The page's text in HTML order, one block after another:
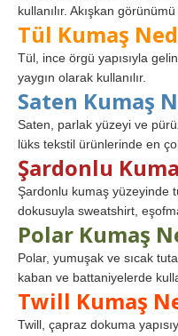
kullanılır. Akışkan
Tül Kumaş
Tül, ince örgü yapısıyla
yaygın olarak kullanılır.
Saten Kumaş
Saten, parlak yüzeyi ve
lüks tekstil ürünlerinde en
Şardonlu
Şardonlu kumaş yüzeyinde
dokusuyla sweatshirt,
Polar Kumaş
Polar, yumuşak ve sıcak
kaban ve battaniyelerde
Twill Kumaş
Twill, çapraz dokuma